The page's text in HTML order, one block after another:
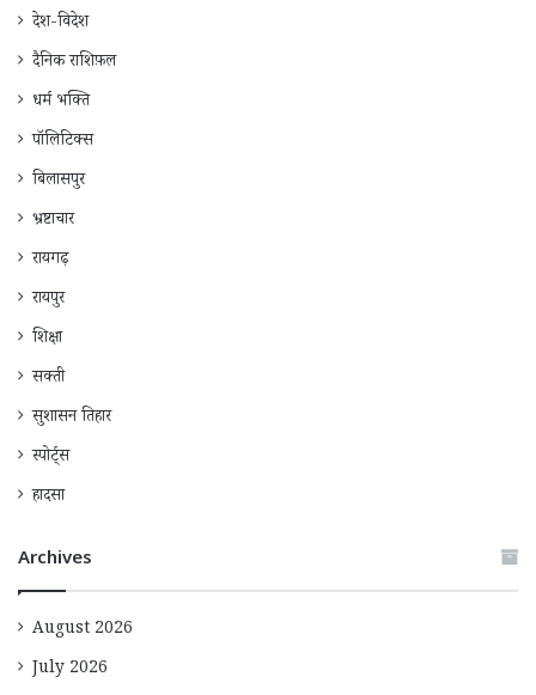
देश-विदेश
दैनिक राशिफ़ल
धर्म भक्ति
पॉलिटिक्स
बिलासपुर
भ्रष्टाचार
रायगढ़
रायपुर
शिक्षा
सक्ती
सुशासन तिहार
स्पोर्ट्स
हादसा
Archives
August 2026
July 2026